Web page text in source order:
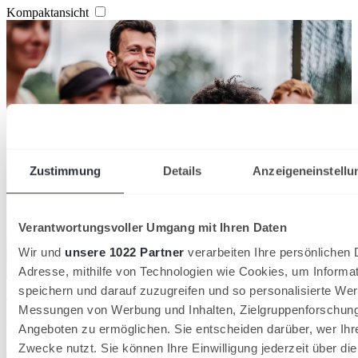
Zustimmung Details
Verantwortungsvoller Umgang mit Ihren Daten
Wir und unsere 1022 Partner verarbeiten Ihre persönlichen
Adresse, mithilfe von Technologien wie Cookies, um
speichern und darauf zuzugreifen und so personalisierte
Messungen von Werbung und Inhalten,
Angeboten zu ermöglichen. Sie entscheiden darüber, wer
Zwecke nutzt. Sie können Ihre Einwilligung jederzeit über
Kompaktansicht
Der DTB verzeichnet 2026 insgesamt 1.553.580 Mitglieder in 8.612
Tennisvereinen
28/07/2026
36.000 neue Mitglieder: Tennis wächst 2026 stärker